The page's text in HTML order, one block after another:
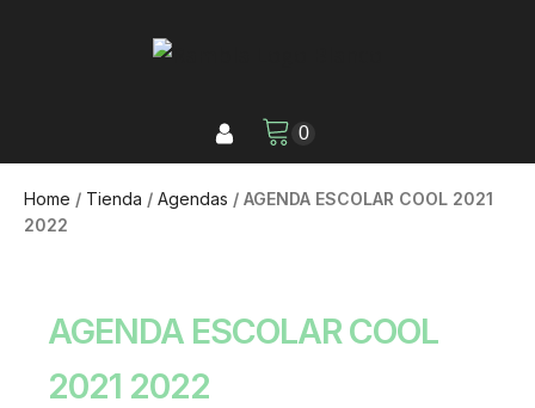
Home / Tienda / Agendas / AGENDA ESCOLAR COOL 2021
2022
AGENDA ESCOLAR COOL
2021 2022